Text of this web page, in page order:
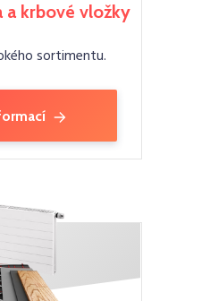
a krbové vložky
sortimentu.